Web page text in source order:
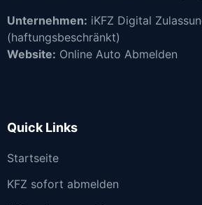
Unternehmen: iKFZ Digital
(haftungsbeschränkt)
Website: Online Auto Abmelden
Quick Links
Startseite
KFZ sofort abmelden